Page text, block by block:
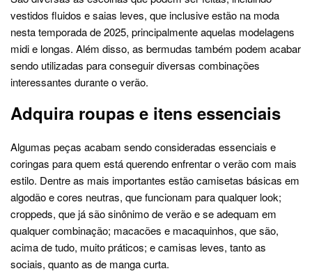
vestidos fluidos e saias leves, que inclusive estão na moda
nesta temporada de 2025, principalmente aquelas modelagens
midi e longas. Além disso, as bermudas também podem acabar
sendo utilizadas para conseguir diversas combinações
interessantes durante o verão.
Adquira roupas e itens essenciais
Algumas peças acabam sendo consideradas essenciais e
coringas para quem está querendo enfrentar o verão com mais
estilo. Dentre as mais importantes estão camisetas básicas em
algodão e cores neutras, que funcionam para qualquer look;
croppeds, que já são sinônimo de verão e se adequam em
qualquer combinação; macacões e macaquinhos, que são,
acima de tudo, muito práticos; e camisas leves, tanto as
sociais, quanto as de manga curta.